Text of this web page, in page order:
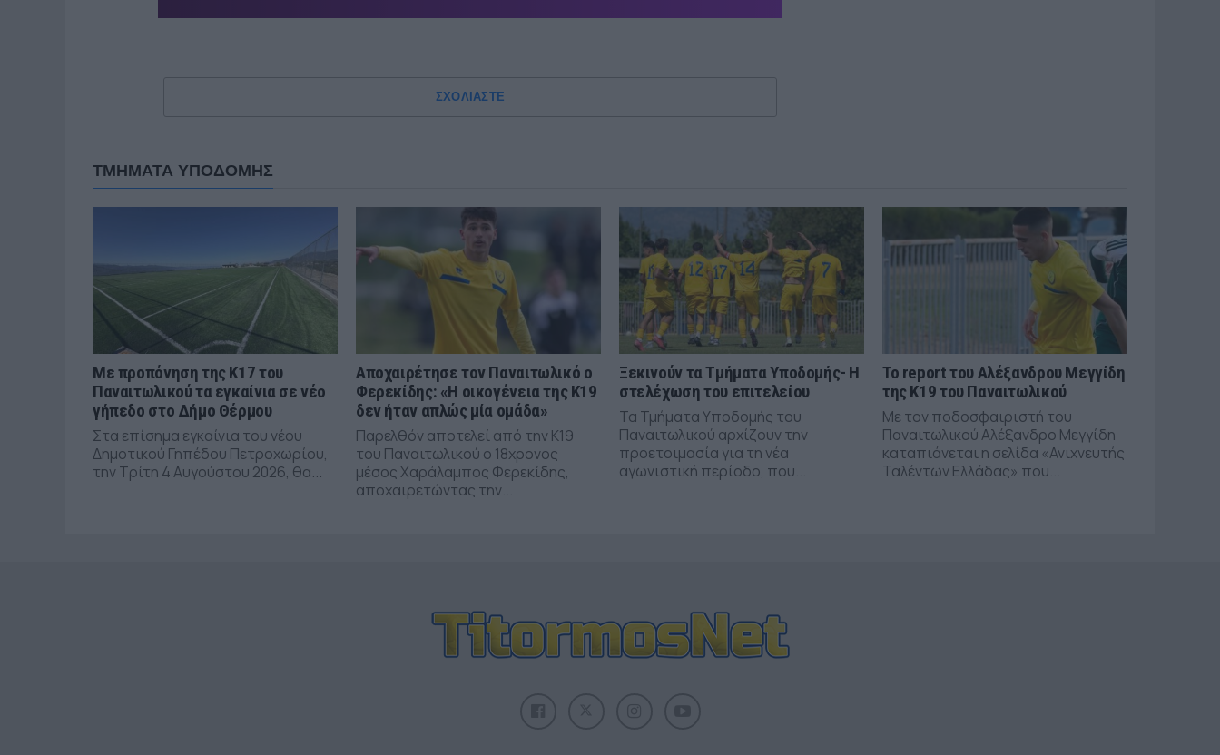
ΣΧΟΛΙΑΣΤΕ
ΤΜΗΜΑΤΑ ΥΠΟΔΟΜΗΣ
Με προπόνηση της Κ17 του
Παναιτωλικού τα εγκαίνια σε νέο
γήπεδο στο Δήμο Θέρμου
Στα επίσημα εγκαίνια του νέου
Δημοτικού Γηπέδου Πετροχωρίου,
την Τρίτη 4 Αυγούστου 2026, θα...
Αποχαιρέτησε τον Παναιτωλικό ο
Φερεκίδης: «Η οικογένεια της Κ19
δεν ήταν απλώς μία ομάδα»
Παρελθόν αποτελεί από την Κ19
του Παναιτωλικού ο 18χρονος
μέσος Χαράλαμπος Φερεκίδης,
αποχαιρετώντας την...
Ξεκινούν τα Τμήματα Υποδομής- Η
στελέχωση του επιτελείου
Τα Τμήματα Υποδομής του
Παναιτωλικού αρχίζουν την
προετοιμασία για τη νέα
αγωνιστική περίοδο, που...
Το report του Αλέξανδρου Μεγγίδη
της Κ19 του Παναιτωλικού
Με τον ποδοσφαιριστή του
Παναιτωλικού Αλέξανδρο Μεγγίδη
καταπιάνεται η σελίδα «Ανιχνευτής
Ταλέντων Ελλάδας» που...